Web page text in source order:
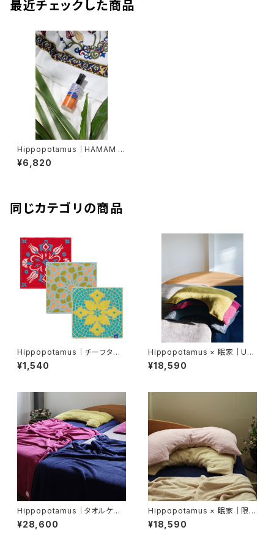
最近チェックした商品
Hippopotamus｜HAMAM フ
ァブリックアロマ
¥6,820
同じカテゴリの商品
Hippopotamus｜チーフタオ
ル〈タイルコレクション〉
¥1,540
Hippopotamus × 眠家｜U字
枕カバー｜レギュラーサイズ【眠
家限定アイテム】
¥18,590
Hippopotamus｜タオルケット
｜シングルサイズ
¥28,600
Hippopotamus × 眠家｜限定
カラー U字 枕カバー｜レギュラ
ーサイズ【眠家 限定アイテム】
¥18,590